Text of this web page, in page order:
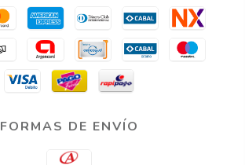
FORMAS DE ENVÍO